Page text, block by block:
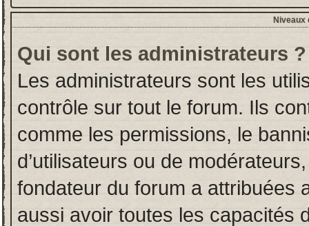
Niveaux
Qui sont les administrateurs ?
Les administrateurs sont les
contrôle sur tout le forum. Ils
comme les permissions, le
d’utilisateurs ou de
fondateur du forum a attribuées
aussi avoir toutes les capacités